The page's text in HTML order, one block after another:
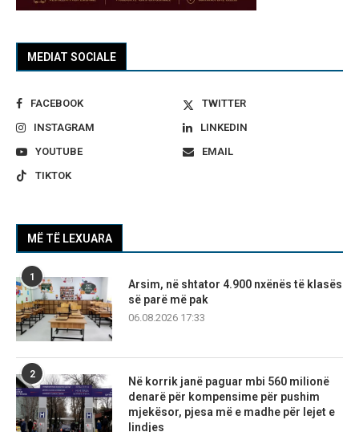
MEDIAT SOCIALE
FACEBOOK
TWITTER
INSTAGRAM
LINKEDIN
YOUTUBE
EMAIL
TIKTOK
MË TË LEXUARA
1
Arsim, në shtator 4.900 nxënës të klasës
së parë më pak
06.08.2026 17:33
2
Në korrik janë paguar mbi 560 milionë
denarë për kompensime për pushim
mjekësor, pjesa më e madhe për lejet e
lindjes